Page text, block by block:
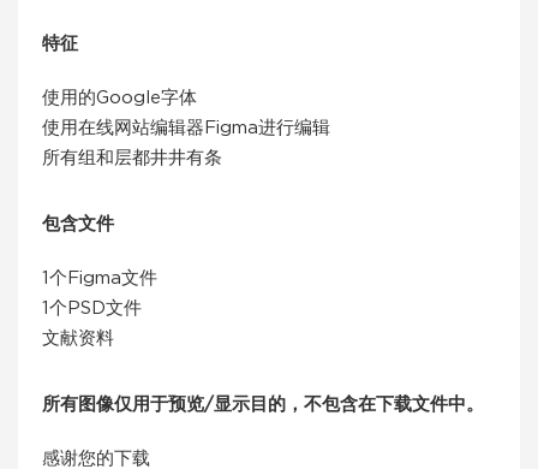
特征
使用的Google字体
使用在线网站编辑器Figma进行编辑
所有组和层都井井有条
包含文件
1个Figma文件
1个PSD文件
文献资料
所有图像仅用于预览/显示目的，不包含在下载文件中。
感谢您的下载